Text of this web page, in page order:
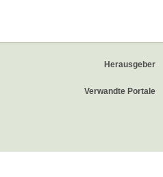
Herausgeber
Verwandte Portale